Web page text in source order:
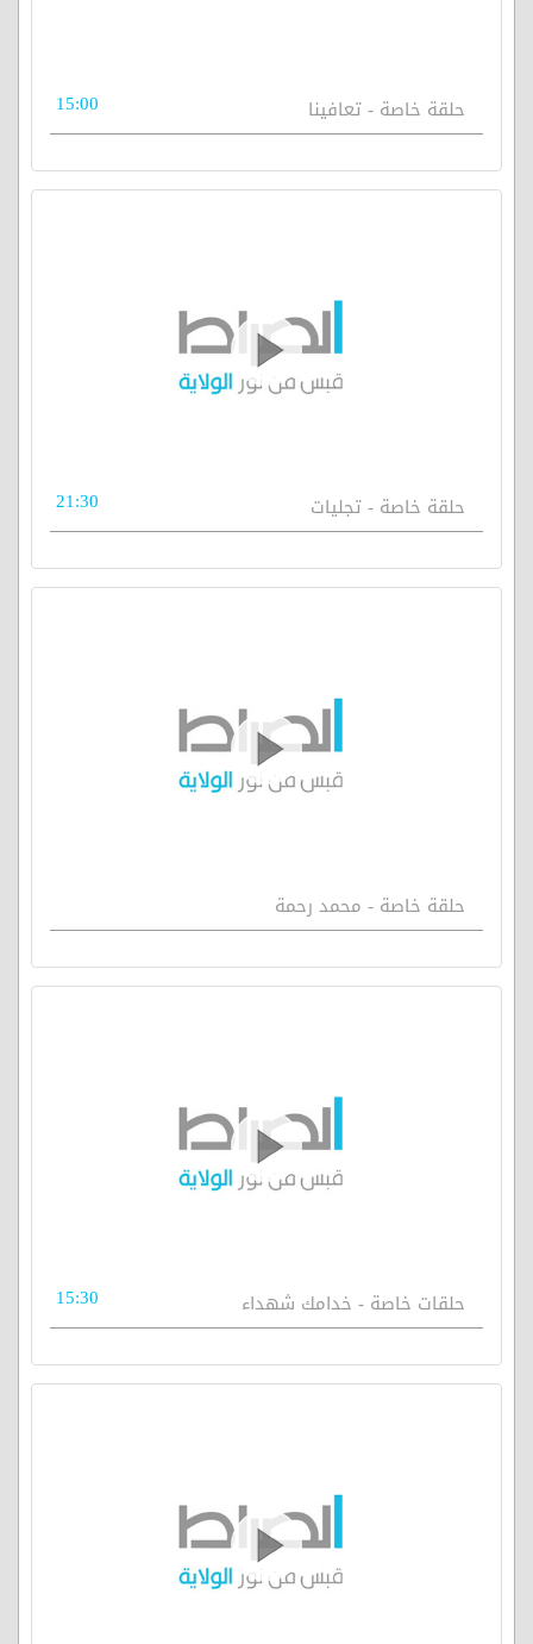
حلقة خاصة - تعافينا 15:00
حلقة خاصة - تجليات 21:30
حلقة خاصة - محمد رحمة
حلقات خاصة - خدامك شهداء 15:30